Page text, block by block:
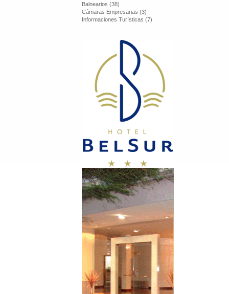
Balnearios (38)
Cámaras Empresarias (3)
Informaciones Turísticas (7)